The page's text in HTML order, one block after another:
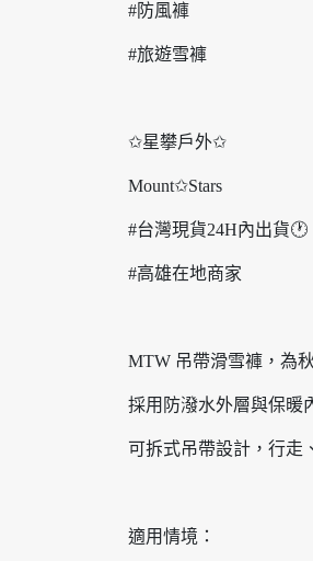
#防風褲
#旅遊雪褲
✩星攀戶外✩
Mount✩Stars
#台灣現貨24H內出貨🕐
#高雄在地商家
MTW 吊帶滑雪褲，為
採用防潑水外層與保暖
可拆式吊帶設計，行走
適用情境：